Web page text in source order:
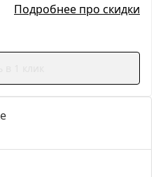
Подробнее про скидки